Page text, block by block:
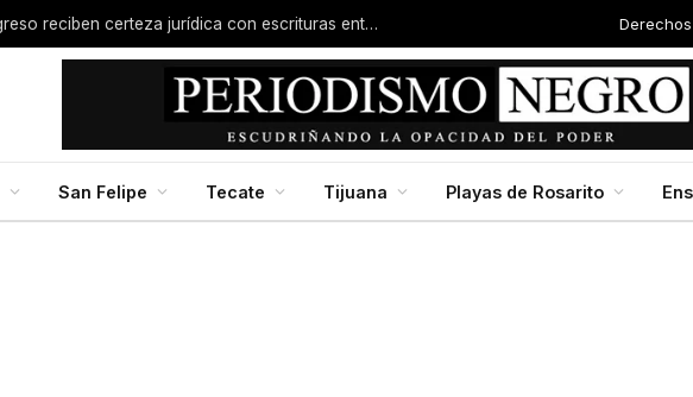
Familias de la colonia Progreso reciben certeza jurídica con escrituras entregadas por Dip. Molina
San Felipe Tecate Tijuana Playas de Rosarito